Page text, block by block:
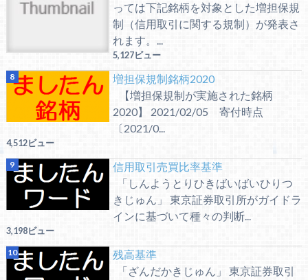
っては下記銘柄を対象とした増担保規
制（信用取引に関する規制）が発表さ
れます。...
5,127ビュー
増担保規制銘柄2020
【増担保規制が実施された銘柄
2020】 2021/02/05 寄付時点
〔2021/0...
4,512ビュー
信用取引売買比率基準
「しんようとりひきばいばいひりつ
きじゅん」 東京証券取引所がガイドラ
インに基づいて種々の判断...
3,198ビュー
残高基準
「ざんだかきじゅん」 東京証券取引